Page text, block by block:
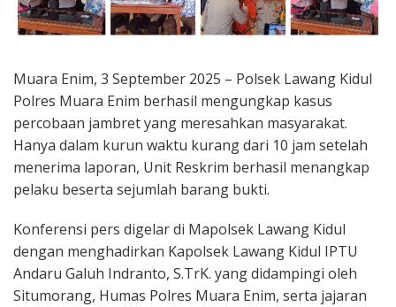
Muara Enim, 3 September 2025 – Polsek Lawang Kidul
Polres Muara Enim berhasil mengungkap kasus
percobaan jambret yang meresahkan masyarakat.
Hanya dalam kurun waktu kurang dari 10 jam setelah
menerima laporan, Unit Reskrim berhasil menangkap
pelaku beserta sejumlah barang bukti.
Konferensi pers digelar di Mapolsek Lawang Kidul
dengan menghadirkan Kapolsek Lawang Kidul IPTU
Andaru Galuh Indranto, S.TrK. yang didampingi oleh
Situmorang, Humas Polres Muara Enim, serta jajaran